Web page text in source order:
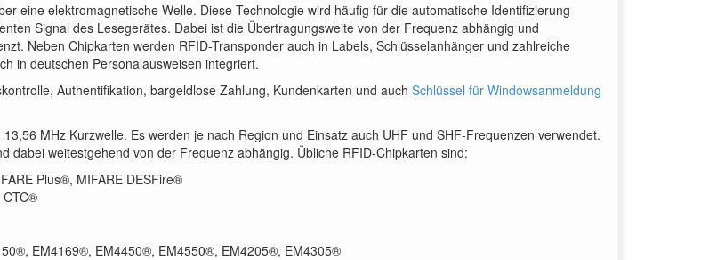
eine elektromagnetische Welle. Diese Technologie wird häufig für die automatische Identifizierung
Signal des Lesegerätes. Dabei ist die Übertragungsweite von der Frequenz abhängig und
Neben Chipkarten werden RFID-Transponder auch in Labels, Schlüsselanhänger und zahlreiche
in deutschen Personalausweisen integriert.
Authentifikation, bargeldlose Zahlung, Kundenkarten und auch Schlüssel für Windowsanmeldung
MHz Kurzwelle. Es werden je nach Region und Einsatz auch UHF und SHF-Frequenzen verwendet.
dabei weitestgehend von der Frequenz abhängig. Übliche RFID-Chipkarten sind:
Plus®, MIFARE DESFire®
CTC®
EM4169®, EM4450®, EM4550®, EM4205®, EM4305®